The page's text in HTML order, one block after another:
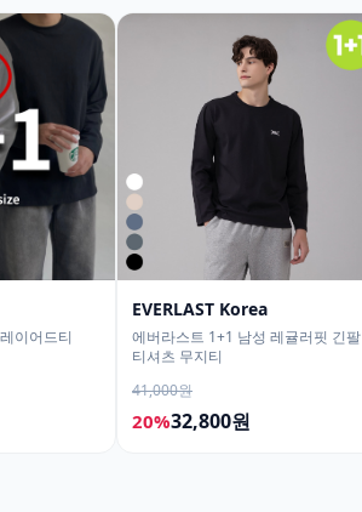
이어드티
EVERLAST Korea
에버라스트 1+1 남성 레귤러핏 긴팔
티셔츠 무지티
41,000원
20%32,800원